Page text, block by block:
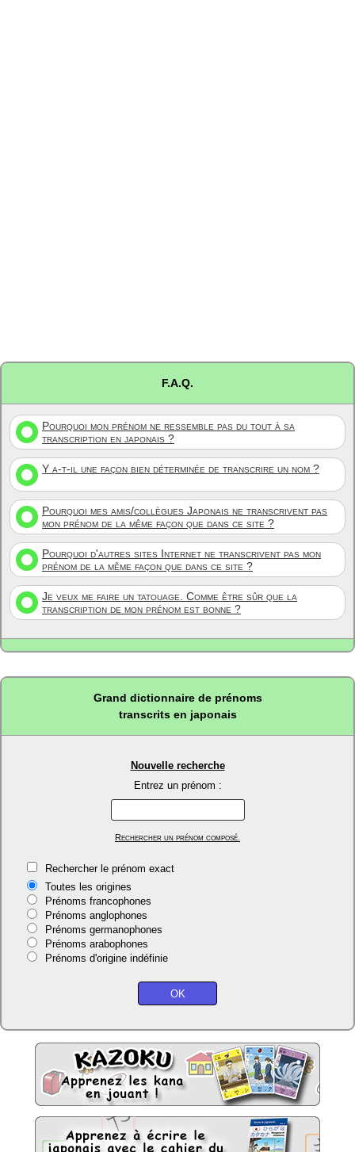
F.A.Q.
Pourquoi mon prénom ne ressemble pas du tout à sa
transcription en japonais ?
Y a-t-il une façon bien déterminée de transcrire un nom ?
Pourquoi mes amis/collègues Japonais ne transcrivent pas
mon prénom de la même façon que dans ce site ?
Pourquoi d'autres sites Internet ne transcrivent pas mon
prénom de la même façon que dans ce site ?
Je veux me faire un tatouage. Comme être sûr que la
transcription de mon prénom est bonne ?
Grand dictionnaire de prénoms
transcrits en japonais
Nouvelle recherche
Entrez un prénom :
Rechercher un prénom composé.
Rechercher le prénom exact
Toutes les origines
Prénoms francophones
Prénoms anglophones
Prénoms germanophones
Prénoms arabophones
Prénoms d'origine indéfinie